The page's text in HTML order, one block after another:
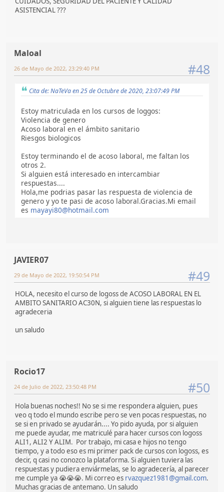
ASISTENCIAL ???
Maloal
#48
26 de Mayo de 2022, 23:29:40 PM
Cita de: NaTeVa en 25 de Octubre de 2020, 23:07:49 PM
Estoy matriculada en los cursos de loggos:
Violencia de genero
Acoso laboral en el ámbito sanitario
Riesgos biologicos
Estoy terminando el de acoso laboral, me faltan los
otros 2.
Si alguien está interesado en intercambiar
respuestas....
Hola,me podrias pasar las respuesta de violencia de
genero y yo te pasi de acoso laboral.Gracias.Mi email
es mayayi80@hotmail.com
JAVIER07
#49
29 de Mayo de 2022, 19:50:54 PM
HOLA, necesito el curso de logoss de ACOSO LABORAL EN EL
AMBITO SANITARIO AC30N, si alguien tiene las respuestas lo
agradeceria
un saludo
Rocio17
#50
24 de Julio de 2022, 23:50:48 PM
Hola buenas noches!! No se si me respondera alguien, pues
veo q todo el mundo escribe pero se ven pocas respuestas, no
se si en privado se ayudarán.... Yo pido ayuda, por si alguien
me puede ayudar, me matriculé para hacer cursos con logoss
ALI1, ALI2 Y ALIM. Por trabajo, mi casa e hijos no tengo
tiempo, y a todo eso es mi primer pack de cursos con logoss, es
decir, q casi no conozco la plataforma. Si alguien tuviera las
respuestas y pudiera enviármelas, se lo agradecería, al parecer
me cumple ya 😭😭😭. Mi correo es rvazquez1981@gmail.com.
Muchas gracias de antemano. Un saludo